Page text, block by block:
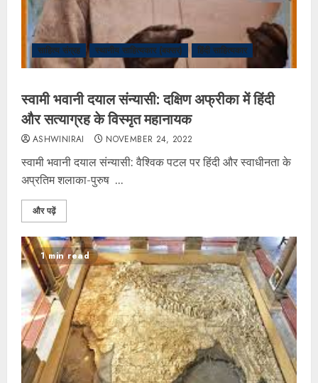
साहित्य संग्रह स्थानीय साहित्यकार (बक्सर) हिंदी साहित्यकार
स्वामी भवानी दयाल संन्यासी: दक्षिण अफ्रीका में हिंदी
और सत्याग्रह के विस्मृत महानायक
ASHWINIRAI NOVEMBER 24, 2022
स्वामी भवानी दयाल संन्यासी: वैश्विक पटल पर हिंदी और स्वाधीनता के
अप्रतिम शलाका-पुरुष ...
और पढ़ें
1 min read